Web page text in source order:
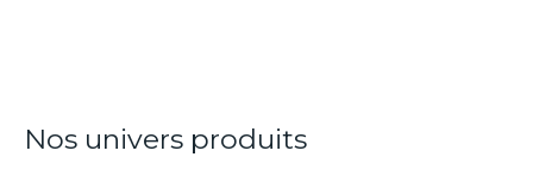
Nos univers produits
R